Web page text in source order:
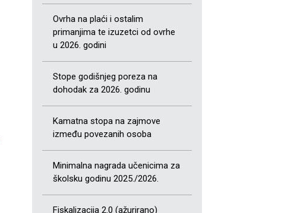
Ovrha na plaći i ostalim
primanjima te izuzetci od ovrhe
u 2026. godini
Stope godišnjeg poreza na
dohodak za 2026. godinu
Kamatna stopa na zajmove
između povezanih osoba
Minimalna nagrada učenicima za
školsku godinu 2025./2026.
Fiskalizacija 2.0 (ažurirano)